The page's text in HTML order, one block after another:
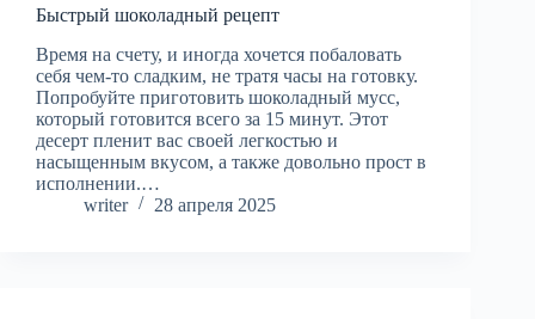
Быстрый шоколадный рецепт
Время на счету, и иногда хочется побаловать
себя чем-то сладким, не тратя часы на готовку.
Попробуйте приготовить шоколадный мусс,
который готовится всего за 15 минут. Этот
десерт пленит вас своей легкостью и
насыщенным вкусом, а также довольно прост в
исполнении.…
writer
28 апреля 2025